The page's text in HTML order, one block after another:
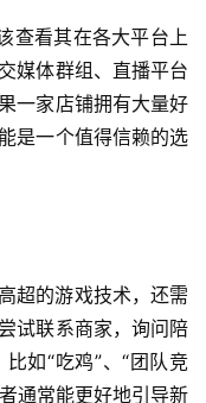
查看其在各大平台上
媒体群组、直播平台
一家店铺拥有大量好
是一个值得信赖的选
超的游戏技术，还需
试联系商家，询问陪
如“吃鸡”、“团队竞
通常能更好地引导新